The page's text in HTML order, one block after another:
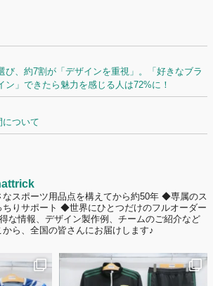
び、約7割が「デザインを重視」。「好きなブラ
ン」できたら魅力を感じる人は72%に！
について
子どもの自信が「プラスになった」と感じた保
いと感じたが納得して購入した」と価値を実感
％が「会場に一体感があってよい」と回答。チ
援スタイルとは？
スポーツ用品点を構えてから約50年 ◆専属のス
りサポート ◆世界にひとつだけのフルオーダー
な情報、デザイン製作例、チームのご紹介など
から、全国の皆さんにお届けします♪